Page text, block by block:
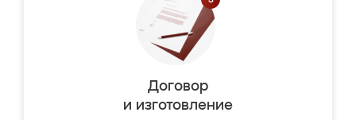
Договор
и изготовление